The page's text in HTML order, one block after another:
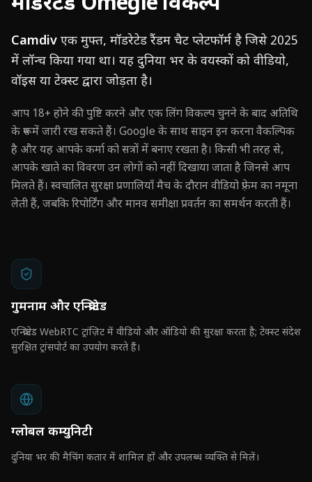
Camdiv एक मुफ्त, मॉडरेटेड रैंडम चैट प्लेटफॉर्म है जिसे 2025
में लॉन्च किया गया था। यह दुनिया भर के वयस्कों को वीडियो,
वॉइस या टेक्स्ट द्वारा जोड़ता है।
आप 18+ होने की पुष्टि करने और एक लिंग विकल्प चुनने के बाद अतिथि
के रूप में जारी रख सकते हैं। Google के साथ साइन इन करना वैकल्पिक
है और यह आपके कर्मा को सत्रों में बनाए रखता है। किसी भी तरह से,
आपके खाते का विवरण उन लोगों को नहीं दिखाया जाता है जिनसे आप
मिलते हैं। स्वचालित सुरक्षा प्रणालियाँ मैच के दौरान वीडियो फ़्रेम का नमूना
लेती हैं, जबकि रिपोर्टिंग और मानव समीक्षा प्रवर्तन का समर्थन करती हैं।
गुमनाम और एन्क्रिप्टेड
एन्क्रिप्टेड WebRTC ट्रांज़िट में वीडियो और ऑडियो की सुरक्षा करता है; टेक्स्ट संदेश
सुरक्षित ट्रांसपोर्ट का उपयोग करते हैं।
ग्लोबल कम्युनिटी
दुनिया भर की मैचिंग कतार में शामिल हों और उपलब्ध व्यक्ति से मिलें।